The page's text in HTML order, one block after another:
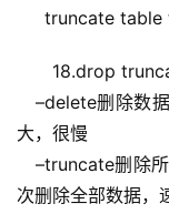
truncate table
18.drop
–delete删除数
大，很慢
–truncate删除
次删除全部数据，